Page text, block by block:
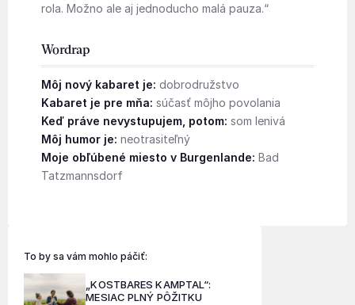
rola. Možno ale aj jednoducho malá pauza.“
Wordrap
Môj nový kabaret je: dobrodružstvo
Kabaret je pre mňa: súčasť môjho povolania
Keď práve nevystupujem, potom: som lenivá
Môj humor je: neotrasiteľný
Moje obľúbené miesto v Burgenlande: Bad
Tatzmannsdorf
To by sa vám mohlo páčiť:
„KOSTBARES KAMPTAL“:
MESIAC PLNÝ PÔŽITKU